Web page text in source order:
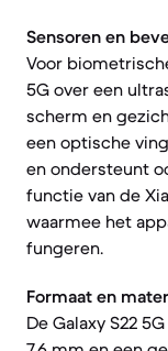
Sensoren en
Voor
5G over een
scherm en
een optische
en ondersteunt
functie van de
waarmee het
fungeren.
Formaat en
De Galaxy S22